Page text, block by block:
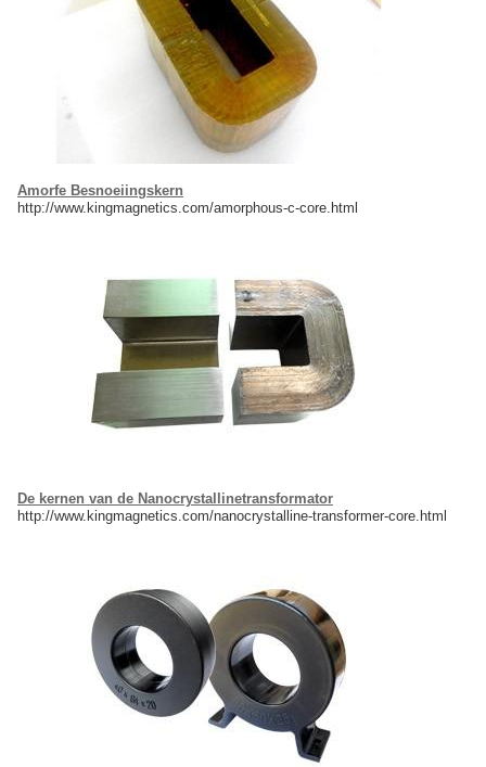
Amorfe Besnoeiingskern
http://www.kingmagnetics.com/amorphous-c-core.html
De kernen van de Nanocrystallinetransformator
http://www.kingmagnetics.com/nanocrystalline-transformer-core.html